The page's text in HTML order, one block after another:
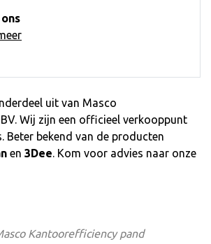
uit van Masco
Wij zijn een officieel verkooppunt
Beter bekend van de producten
en 3Dee. Kom voor advies naar onze
Kantoorefficiency pand